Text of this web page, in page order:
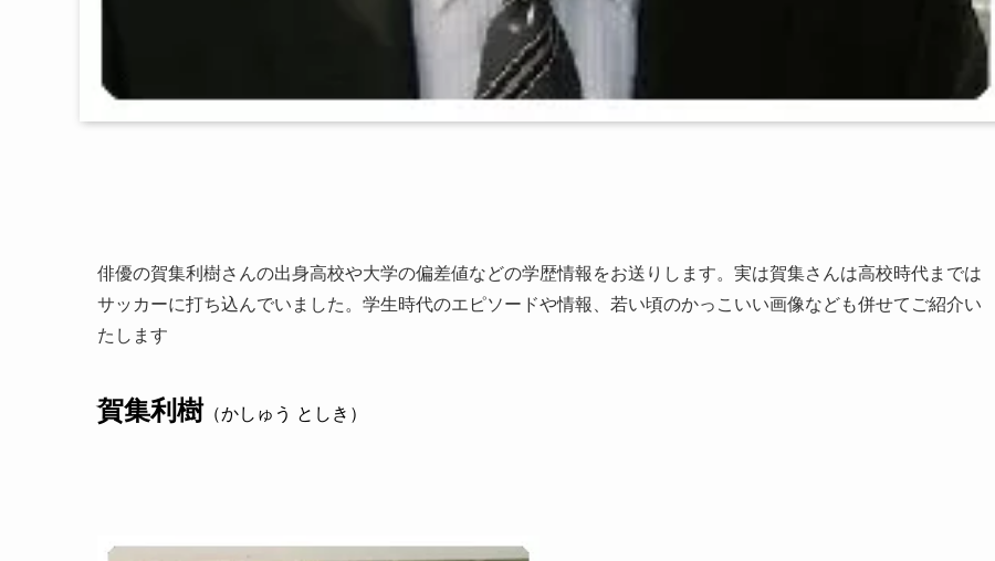
俳優の賀集利樹さんの出身高校や大学の偏差値などの学歴情報をお送りします。実は賀集さんは高校時代までは
サッカーに打ち込んでいました。学生時代のエピソードや情報、若い頃のかっこいい画像なども併せてご紹介い
たします
賀集利樹 （かしゅう としき）